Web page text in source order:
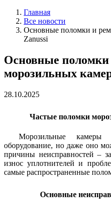
Главная
Все новости
Основные поломки и
Zanussi
Основные поломки
морозильных
28.10.2025
Частые поломки
Морозильные
оборудование, но даже оно
причины неисправностей –
износ уплотнителей и
самые распространенные
Основные